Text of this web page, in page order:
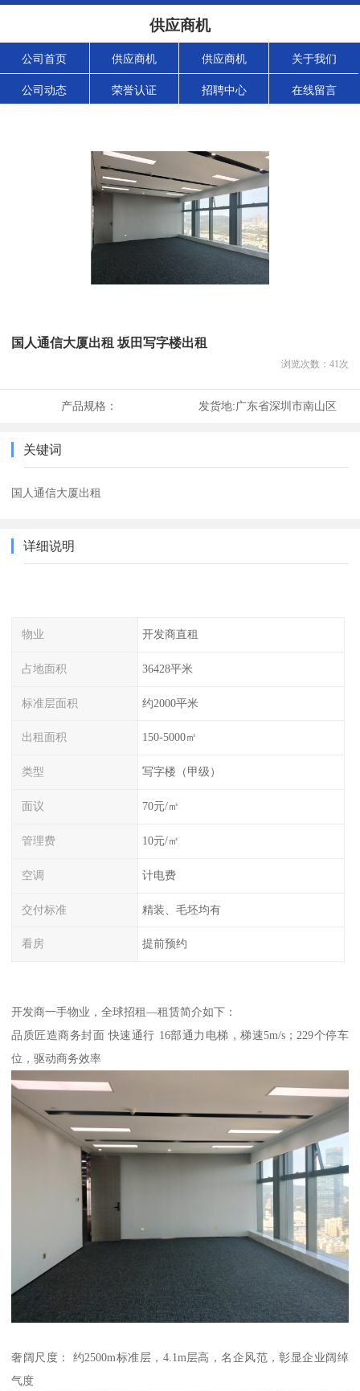
供应商机
公司首页 供应商机 供应商机 关于我们
公司动态 荣誉认证 招聘中心 在线留言
国人通信大厦出租 坂田写字楼出租
浏览次数： 41次
产品规格： 发货地:广东省深圳市南山区
关键词
国人通信大厦出租
详细说明
物业 开发商直租
占地面积 36428平米
标准层面积 约2000平米
出租面积 150-5000㎡
类型 写字楼（甲级）
面议 70元/㎡
管理费 10元/㎡
空调 计电费
交付标准 精装、毛坯均有
看房 提前预约
开发商一手物业，全球招租—租赁简介如下：
品质匠造商务封面 快速通行 16部通力电梯，梯速5m/s；229个停车
位，驱动商务效率
奢阔尺度： 约2500m标准层，4.1m层高，名企风范，彰显企业阔绰
气度